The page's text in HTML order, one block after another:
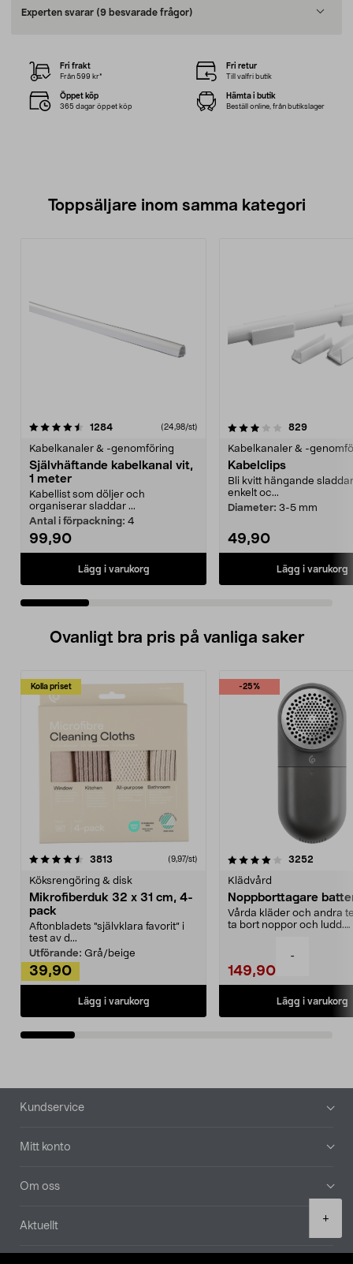
-
+
Experten svarar (9 besvarade frågor)
Fri frakt
Från 599 kr*
Fri retur
Till valfri butik
Öppet köp
365 dagar öppet köp
Hämta i butik
Beställ online, från butikslager
Toppsäljare inom samma kategori
1284recensioner(24,98/st)
Kabelkanaler & -genomföring
Självhäftande kabelkanal vit,
1 meter
Kabellist som döljer och
organiserar sladdar ...
Antal i förpackning: 4
99,90
Lägg i varukorg
3.5 av 5 stjärnor 829
Kabelkanaler & -
Kabelclips
Bli kvitt hängande
enkelt oc...
Diameter: 3-5 mm
49,90
Lägg i varukorg
3.5 av 5 stjärnor
Ovanligt bra pris på vanliga saker
Kolla priset
3813 (9,97/st)
Köksrengöring & disk
Mikrofiberduk 32 x 31 cm, 4-
pack
Aftonbladets "självklara favorit” i
test av d...
Utförande: Grå/beige
39,90
Lägg i varukorg
-25%
4.0av 5 stjärnor 3252
Klädvård
Noppborttagare
Vårda kläder och andra
ta bort noppor och ludd.
149,90
Lägg i varukorg
4.5av 5 stjärnor
Sidfot
Kundservice
Mitt konto
Om oss
Aktuellt